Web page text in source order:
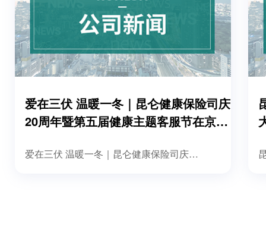
爱在三伏 温暖一冬｜昆仑健康保险司庆
20周年暨第五届健康主题客服节在京启
爱在三伏 温暖一冬｜昆仑健康保险司庆20周年暨第五届健康主题客服节在京启幕